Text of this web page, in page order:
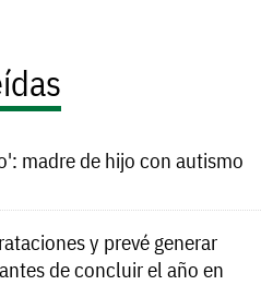
madre de hijo con autismo
y prevé generar
de concluir el año en